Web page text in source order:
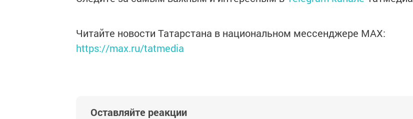
Читайте новости Татарстана в национальном мессенджере MАХ:
https://max.ru/tatmedia
Оставляйте реакции